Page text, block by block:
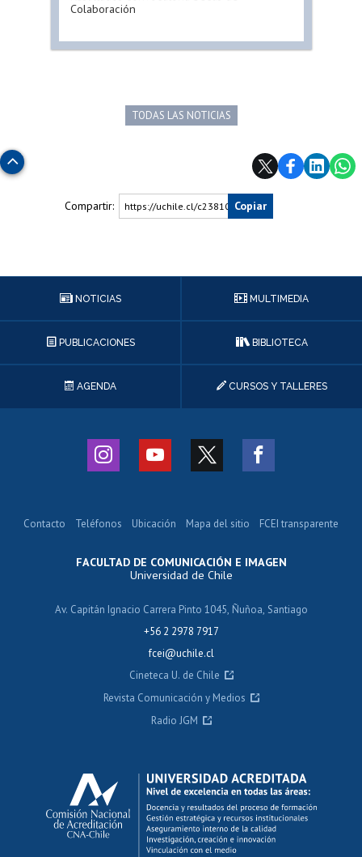
Colaboración
TODAS LAS NOTICIAS
Subir
Compartir: https://uchile.cl/c238102Copiar
NOTICIAS MULTIMEDIA
PUBLICACIONES BIBLIOTECA
AGENDA CURSOS Y TALLERES
FACULTAD DE COMUNICACIÓN E IMAGEN
Universidad de Chile
Av. Capitán Ignacio Carrera Pinto 1045, Ñuñoa, Santiago
+56 2 2978 7917
fcei@uchile.cl
Contacto Teléfonos Ubicación Mapa del sitio FCEI transparente
Cineteca U. de Chile
Revista Comunicación y Medios
Radio JGM